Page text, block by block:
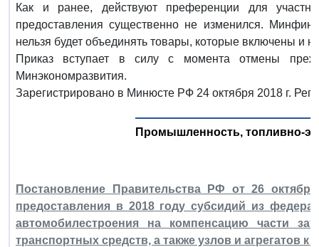
Как и ранее, действуют преференции для
предоставления существенно не изменился.
нельзя будет объединять товары, которые включены и
Приказ вступает в силу с момента отмены
Минэкономразвития.
Зарегистрировано в Минюсте РФ 24 октября 2018 г.
Промышленность, топливно-
Постановление Правительства РФ от 26
предоставления в 2018 году субсидий из
автомобилестроения на компенсацию части
транспортных средств, а также узлов и агрегатов к